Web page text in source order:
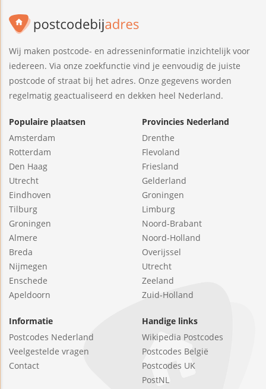
Wij maken postcode- en adresseninformatie inzichtelijk voor
iedereen. Via onze zoekfunctie vind je eenvoudig de juiste
postcode of straat bij het adres. Onze gegevens worden
regelmatig geactualiseerd en dekken heel Nederland.
Populaire plaatsen
Amsterdam
Rotterdam
Den Haag
Utrecht
Eindhoven
Tilburg
Groningen
Almere
Breda
Nijmegen
Enschede
Apeldoorn
Provincies Nederland
Drenthe
Flevoland
Friesland
Gelderland
Groningen
Limburg
Noord-Brabant
Noord-Holland
Overijssel
Utrecht
Zeeland
Zuid-Holland
Informatie
Postcodes Nederland
Veelgestelde vragen
Contact
Handige links
Wikipedia Postcodes
Postcodes België
Postcodes UK
PostNL